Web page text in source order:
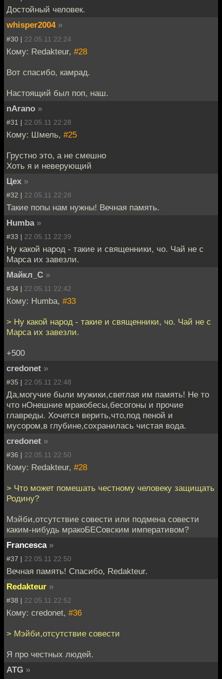
Достойный человек.
whisper2004 »
#30 | 22.05.11 22:24
Кому: Redakteur, #28
Вот спасибо, камрад.
Настоящий был поп, наш.
nArano »
#31 | 22.05.11 22:28
Кому: Шмель, #25
Грустно это, а не смешно
Хоть я и неверующий
Цех »
#32 | 22.05.11 22:28
Такие попы нам нужны! Вечная память.
Humba »
#33 | 22.05.11 22:39
Ну какой народ - такие и священники, чо. Чай не с
Марса их завезли.
Майкл_С »
#34 | 22.05.11 22:42
Кому: Humba, #33
> Ну какой народ - такие и священники, чо. Чай не с
Марса их завезли.
+500
credonet »
#35 | 22.05.11 22:48
Да,могучие были мужики,светлая им память! Не то
что нОнешние мракобесы,бесогоны и прочие
главреды. Хочется верить,что,под пеной и
мусором,в глубине,сохранилась чистая вода.
credonet »
#36 | 22.05.11 22:50
Кому: Redakteur, #28
> Что может помешать честному человеку защищать
Родину?
Мэйби,отсутствие совести или подмена совести
каким-нибудь мракоБЕСовским императивом?
Francesca »
#37 | 22.05.11 22:50
Вечная память! Спасибо, Redakteur.
Redakteur »
#38 | 22.05.11 22:52
Кому: credonet, #36
> Мэйби,отсутствие совести
Я про честных людей.
ATG »